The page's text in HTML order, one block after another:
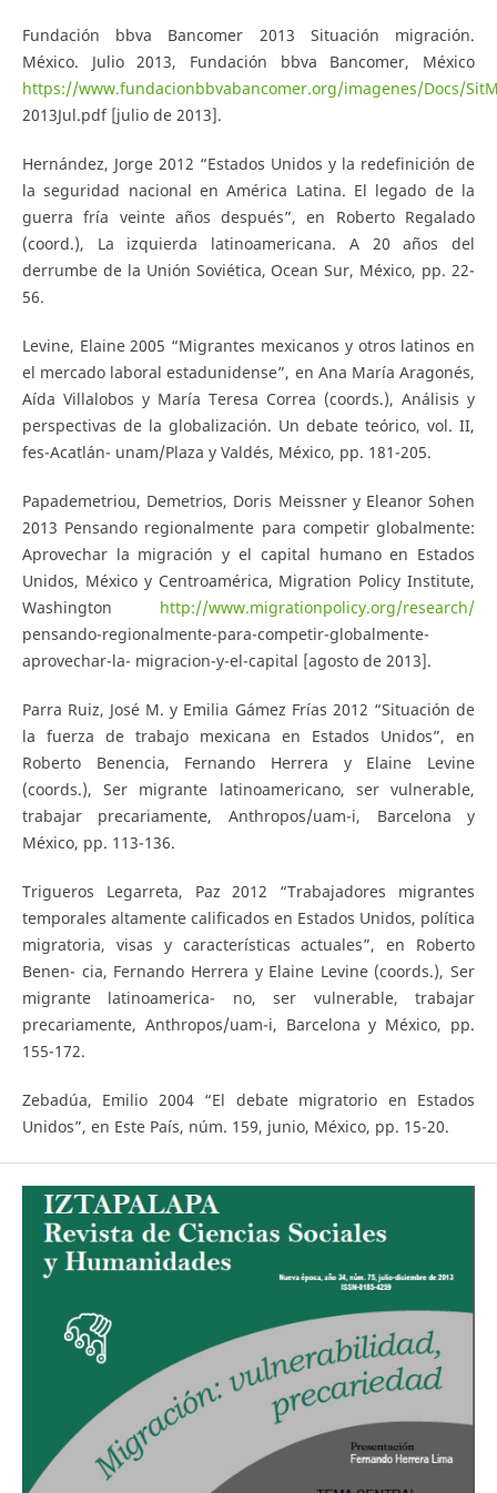
Fundación bbva Bancomer 2013 Situación migración.
México. Julio 2013, Fundación bbva Bancomer, México
https://www.fundacionbbvabancomer.org/imagenes/Docs/
2013Jul.pdf [julio de 2013].
Hernández, Jorge 2012 “Estados Unidos y la redefinición de
la seguridad nacional en América Latina. El legado de la
guerra fría veinte años después”, en Roberto Regalado
(coord.), La izquierda latinoamericana. A 20 años del
derrumbe de la Unión Soviética, Ocean Sur, México, pp. 22-
56.
Levine, Elaine 2005 “Migrantes mexicanos y otros latinos en
el mercado laboral estadunidense”, en Ana María Aragonés,
Aída Villalobos y María Teresa Correa (coords.), Análisis y
perspectivas de la globalización. Un debate teórico, vol. II,
fes-Acatlán- unam/Plaza y Valdés, México, pp. 181-205.
Papademetriou, Demetrios, Doris Meissner y Eleanor Sohen
2013 Pensando regionalmente para competir globalmente:
Aprovechar la migración y el capital humano en Estados
Unidos, México y Centroamérica, Migration Policy Institute,
Washington http://www.migrationpolicy.org/research/
pensando-regionalmente-para-competir-globalmente-
aprovechar-la- migracion-y-el-capital [agosto de 2013].
Parra Ruiz, José M. y Emilia Gámez Frías 2012 “Situación de
la fuerza de trabajo mexicana en Estados Unidos”, en
Roberto Benencia, Fernando Herrera y Elaine Levine
(coords.), Ser migrante latinoamericano, ser vulnerable,
trabajar precariamente, Anthropos/uam-i, Barcelona y
México, pp. 113-136.
Trigueros Legarreta, Paz 2012 “Trabajadores migrantes
temporales altamente calificados en Estados Unidos, política
migratoria, visas y características actuales”, en Roberto
Benen- cia, Fernando Herrera y Elaine Levine (coords.), Ser
migrante latinoamerica- no, ser vulnerable, trabajar
precariamente, Anthropos/uam-i, Barcelona y México, pp.
155-172.
Zebadúa, Emilio 2004 “El debate migratorio en Estados
Unidos”, en Este País, núm. 159, junio, México, pp. 15-20.